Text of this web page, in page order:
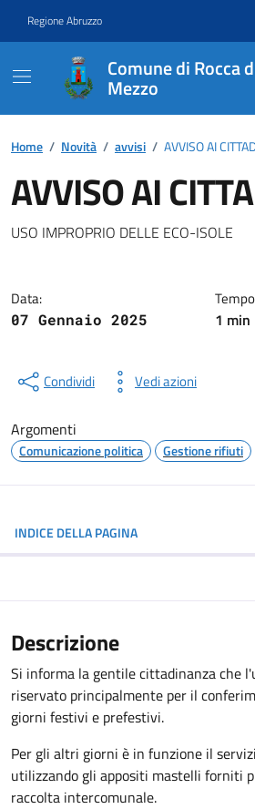
Regione Abruzzo
Comune di Rocca
Mezzo
Contenuti in
Home / Novità / avvisi / AVVISO AI
AVVISO AI
Dettagli della notizia
USO IMPROPRIO DELLE ECO-ISOLE
Data:
07 Gennaio 2025 1 min
Condividi Vedi azioni
Argomenti
Comunicazione politica Gestione rifiuti
INDICE DELLA PAGINA
Descrizione
Si informa la gentile cittadinanza che
riservato principalmente per il
giorni festivi e prefestivi.
Per gli altri giorni è in funzione il
utilizzando gli appositi mastelli forniti
raccolta intercomunale.